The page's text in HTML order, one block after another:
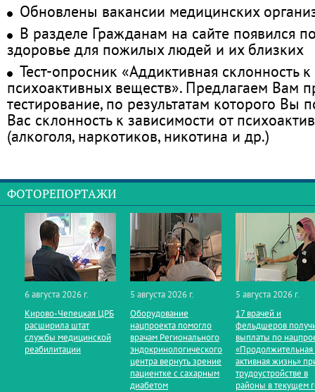
Обновлены вакансии медицинских
В разделе Гражданам на сайте появился
здоровье для пожилых людей и их близких
Тест-опросник «Аддиктивная склонность
психоактивных веществ». Предлагаем Вам
тестирование, по результатам которого Вы
Вас склонность к зависимости от
(алкоголя, наркотиков, никотина и др.)
ФОТОРЕПОРТАЖИ
6 августа 2026 г.
Кирово‑Чепецкая ЦРБ
расширила штат
службы медицинской
реабилитации
5 августа 2026 г.
Оборудование
нацпроекта помогло
врачам Регионального
эндокринологического
центра вернуть зрение
пациентке с сахарным
диабетом
5 августа 2026 г.
17 врачей и
фельдшеров
выплаты по
«Продолжительная
активная жизнь»
трудоустройстве в
районы в текущем